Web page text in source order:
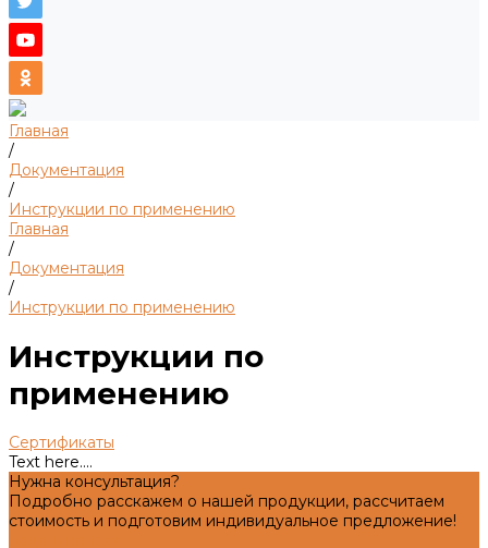
Главная
/
Документация
/
Инструкции по применению
Главная
/
Документация
/
Инструкции по применению
Инструкции по
применению
Сертификаты
Text here....
Нужна консультация?
Подробно расскажем о нашей продукции, рассчитаем
стоимость и подготовим индивидуальное предложение!